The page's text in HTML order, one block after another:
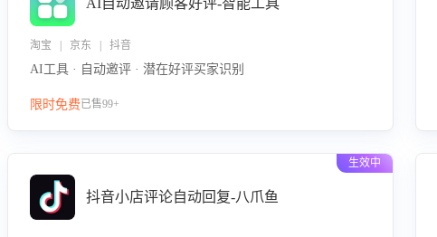
AI自动邀请顾客好评-智能工具
淘宝 | 京东 | 抖音
AI工具 · 自动邀评 · 潜在好评买家识别
限时免费已售99+
生效中
抖音小店评论自动回复-八爪鱼